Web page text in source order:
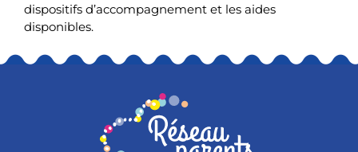
dispositifs d’accompagnement et les aides
disponibles.